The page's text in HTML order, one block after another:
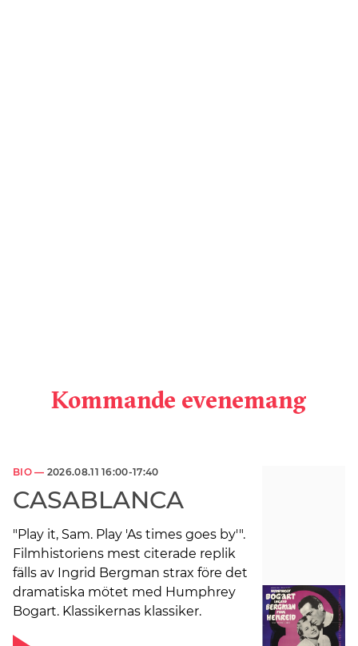
Kommande evenemang
BIO — 2026.08.11 16:00-17:40
CASABLANCA
"Play it, Sam. Play 'As times goes by'".
Filmhistoriens mest citerade replik
fälls av Ingrid Bergman strax före det
dramatiska mötet med Humphrey
Bogart. Klassikernas klassiker.